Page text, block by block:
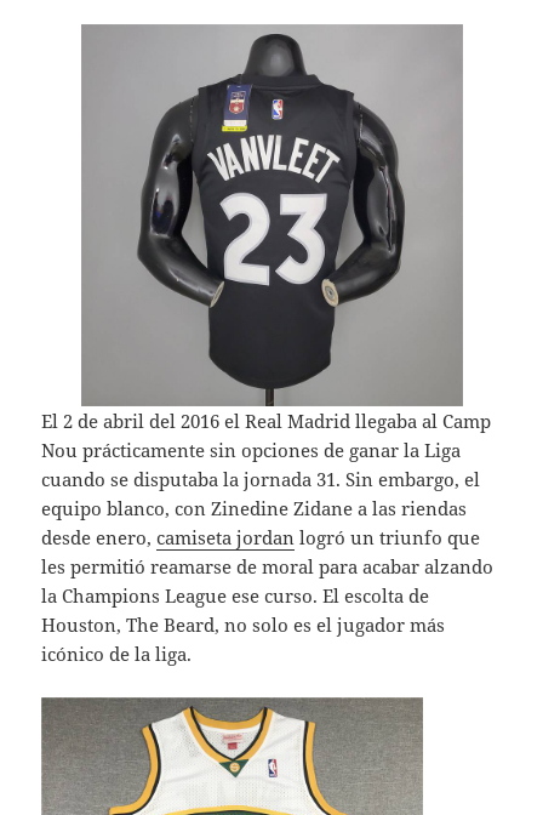
El 2 de abril del 2016 el Real Madrid llegaba al Camp
Nou prácticamente sin opciones de ganar la Liga
cuando se disputaba la jornada 31. Sin embargo, el
equipo blanco, con Zinedine Zidane a las riendas
desde enero,camiseta jordan logró un triunfo que
les permitió reamarse de moral para acabar alzando
la Champions League ese curso. El escolta de
Houston, The Beard, no solo es el jugador más
icónico de la liga.